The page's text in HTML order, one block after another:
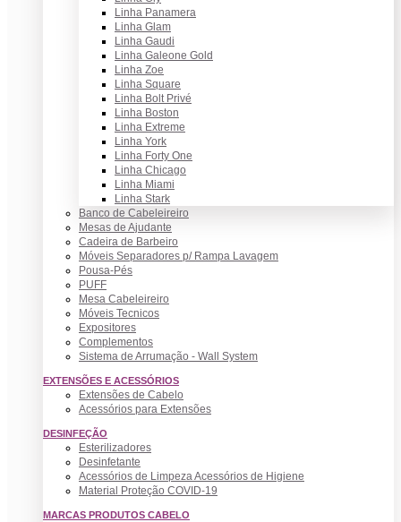
Linha Panamera
Linha Glam
Linha Gaudi
Linha Galeone Gold
Linha Zoe
Linha Square
Linha Bolt Privé
Linha Boston
Linha Extreme
Linha York
Linha Forty One
Linha Chicago
Linha Miami
Linha Stark
Banco de Cabeleireiro
Mesas de Ajudante
Cadeira de Barbeiro
Móveis Separadores p/ Rampa Lavagem
Pousa-Pés
PUFF
Mesa Cabeleireiro
Móveis Tecnicos
Expositores
Complementos
Sistema de Arrumação - Wall System
EXTENSÕES E ACESSÓRIOS
Extensões de Cabelo
Acessórios para Extensões
DESINFEÇÃO
Esterilizadores
Desinfetante
Acessórios de Limpeza Acessórios de Higiene
Material Proteção COVID-19
MARCAS PRODUTOS CABELO